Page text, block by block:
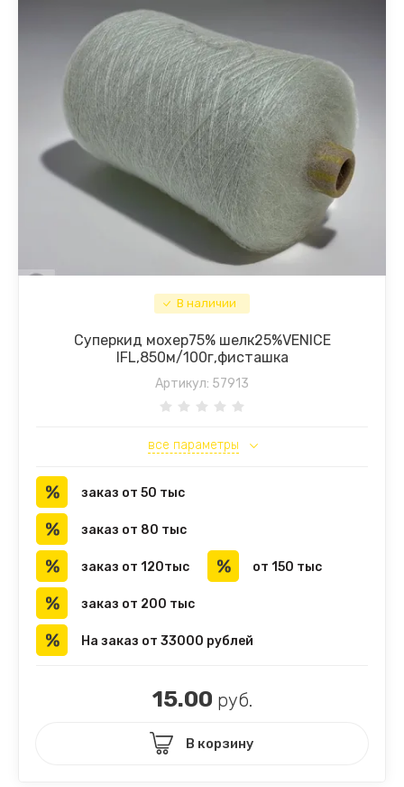
В наличии
Суперкид мохер75% шелк25%VENICE
IFL,850м/100г,фисташка
Артикул: 57913
все параметры
заказ от 50 тыс
заказ от 80 тыс
заказ от 120тыс от 150 тыс
заказ от 200 тыс
На заказ от 33000 рублей
15.00 руб.
В корзину